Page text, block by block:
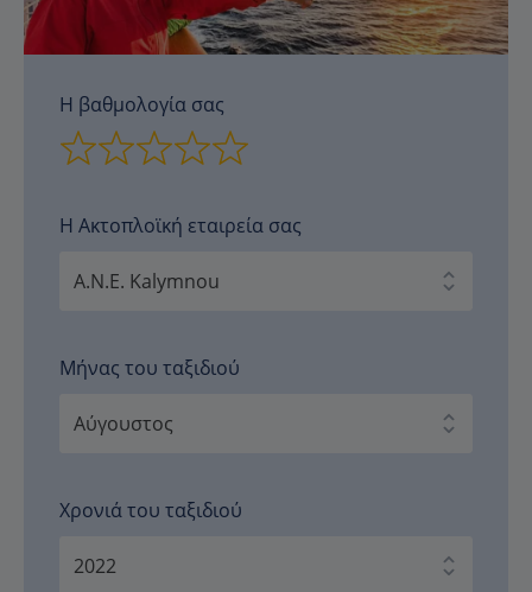
Η βαθμολογία σας
Η Ακτοπλοϊκή εταιρεία σας
Μήνας του ταξιδιού
Χρονιά του ταξιδιού